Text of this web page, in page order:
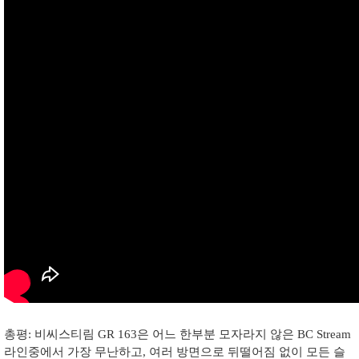
총평: 비씨스티림 GR 163은 어느 한부분 모자라지 않은 BC Stream
라인중에서 가장 무난하고, 여러 방면으로 뒤떨어짐 없이 모든 슬